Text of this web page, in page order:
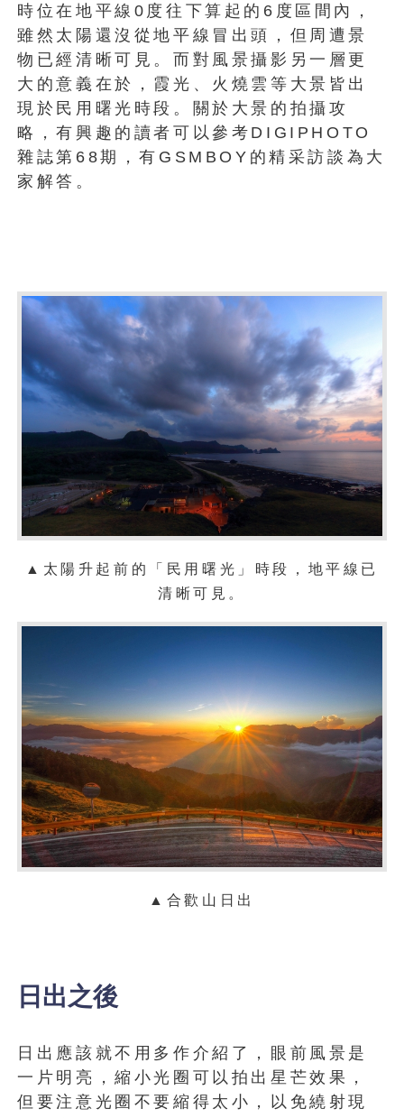
時位在地平線0度往下算起的6度區間內，
雖然太陽還沒從地平線冒出頭，但周遭景
物已經清晰可見。而對風景攝影另一層更
大的意義在於，霞光、火燒雲等大景皆出
現於民用曙光時段。關於大景的拍攝攻
略，有興趣的讀者可以參考DIGIPHOTO
雜誌第68期，有GSMBOY的精采訪談為大
家解答。
▲太陽升起前的「民用曙光」時段，地平線已
清晰可見。
▲合歡山日出
日出之後
日出應該就不用多作介紹了，眼前風景是
一片明亮，縮小光圈可以拍出星芒效果，
但要注意光圈不要縮得太小，以免繞射現